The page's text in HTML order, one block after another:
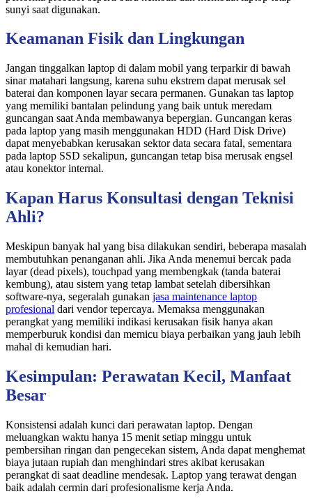
sunyi saat digunakan.
Keamanan Fisik dan Lingkungan
Jangan tinggalkan laptop di dalam mobil yang terparkir di bawah
sinar matahari langsung, karena suhu ekstrem dapat merusak sel
baterai dan komponen layar secara permanen. Gunakan tas laptop
yang memiliki bantalan pelindung yang baik untuk meredam
guncangan saat Anda membawanya bepergian. Guncangan keras
pada laptop yang masih menggunakan HDD (Hard Disk Drive)
dapat menyebabkan kerusakan sektor data secara fatal, sementara
pada laptop SSD sekalipun, guncangan tetap bisa merusak engsel
atau konektor internal.
Kapan Harus Konsultasi dengan Teknisi
Ahli?
Meskipun banyak hal yang bisa dilakukan sendiri, beberapa masalah
membutuhkan penanganan ahli. Jika Anda menemui bercak pada
layar (dead pixels), touchpad yang membengkak (tanda baterai
kembung), atau sistem yang tetap lambat setelah dibersihkan
software-nya, segeralah gunakan jasa maintenance laptop
profesional dari vendor tepercaya. Memaksa menggunakan
perangkat yang memiliki indikasi kerusakan fisik hanya akan
memperburuk kondisi dan memicu biaya perbaikan yang jauh lebih
mahal di kemudian hari.
Kesimpulan: Perawatan Kecil, Manfaat
Besar
Konsistensi adalah kunci dari perawatan laptop. Dengan
meluangkan waktu hanya 15 menit setiap minggu untuk
pembersihan ringan dan pengecekan sistem, Anda dapat menghemat
biaya jutaan rupiah dan menghindari stres akibat kerusakan
perangkat di saat deadline mendesak. Laptop yang terawat dengan
baik adalah cermin dari profesionalisme kerja Anda.